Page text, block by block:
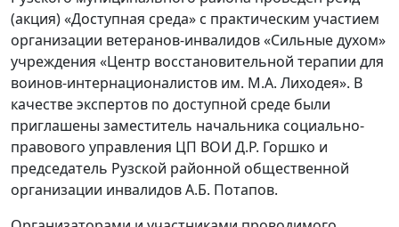
(акция) «Доступная среда» с практическим участием
организации ветеранов-инвалидов «Сильные духом»
учреждения «Центр восстановительной терапии для
воинов-интернационалистов им. М.А. Лиходея». В
качестве экспертов по доступной среде были
приглашены заместитель начальника социально-
правового управления ЦП ВОИ Д.Р. Горшко и
председатель Рузской районной общественной
организации инвалидов А.Б. Потапов.